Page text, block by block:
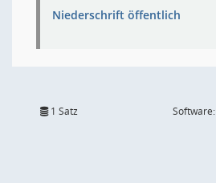
Niederschrift öffentlich
1 Satz Software: